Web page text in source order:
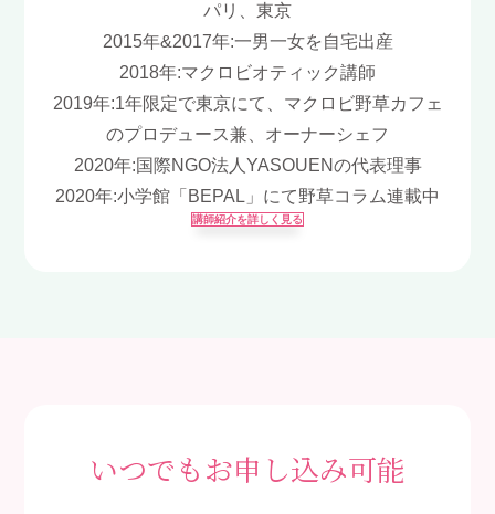
パリ、東京
2015年&2017年:一男一女を自宅出産
2018年:マクロビオティック講師
2019年:1年限定で東京にて、マクロビ野草カフェ
のプロデュース兼、オーナーシェフ
2020年:国際NGO法人YASOUENの代表理事
2020年:小学館「BEPAL」にて野草コラム連載中
講師紹介を詳しく見る
いつでもお申し込み可能